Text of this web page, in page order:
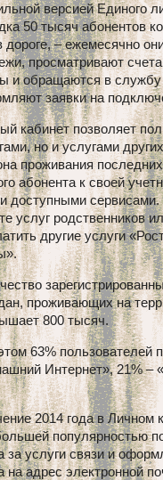
версией Единого
50 тысяч абонентов
дороге, – ежемесячно
просматривают
и обращаются в службу
заявки на
кабинет позволяет
но и услугами
проживания
абонента к своей
доступными
услуг родственников
другие услуги
проживающих на
800 тысяч.
63% пользователей
Интернет», 21% –
2014 года в Личном
популярностью
за услуги связи и
на адрес электронной